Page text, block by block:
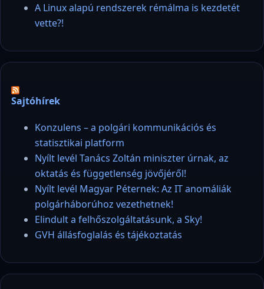
A Linux alapú rendszerek rémálma is kezdetét
vette?!
Sajtóhírek
Konzulens – a polgári kommunikációs és
statisztikai platform
Nyílt levél Tanács Zoltán miniszter úrnak, az
oktatás és függetlenség jövőjéről!
Nyílt levél Magyar Péternek: Az IT anomáliák
polgárháborúhoz vezethetnek!
Elindult a felhőszolgáltatásunk, a Sky!
GVH állásfoglalás és tájékoztatás